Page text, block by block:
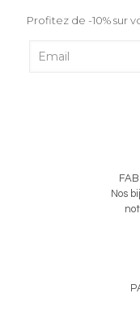
Profitez de -10% sur
Nos